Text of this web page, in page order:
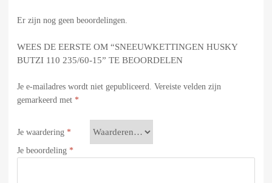
Er zijn nog geen beoordelingen.
WEES DE EERSTE OM “SNEEUWKETTINGEN HUSKY
BUTZI 110 235/60-15” TE BEOORDELEN
Je e-mailadres wordt niet gepubliceerd. Vereiste velden zijn
gemarkeerd met *
Je waardering *
Je beoordeling *